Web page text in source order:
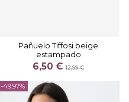
Pañuelo Tiffosi beige
estampado
6,50 €12,99 €
-49,97%